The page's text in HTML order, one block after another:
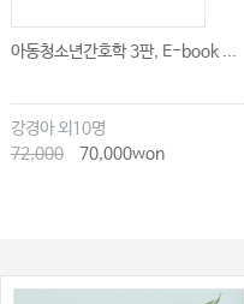
아동청소년간호학 3판, E-book ...
강경아 외10명
72,000
70,000won